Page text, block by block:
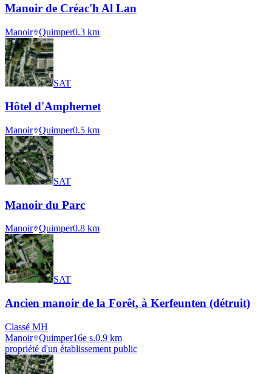
Manoir de Créac'h Al Lan
Manoir Quimper0.3 km
SAT
Hôtel d'Amphernet
Manoir Quimper0.5 km
SAT
Manoir du Parc
Manoir Quimper0.8 km
SAT
Ancien manoir de la Forêt, à Kerfeunten (détruit)
Classé MH
Manoir Quimper16e s.0.9 km
propriété d'un établissement public